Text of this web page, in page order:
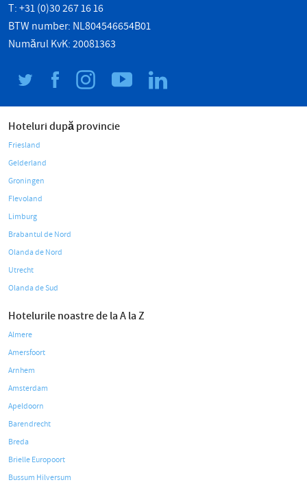
T: +31 (0)30 267 16 16
BTW number: NL804546654B01
Numărul KvK: 20081363
Hoteluri după provincie
Friesland
Gelderland
Groningen
Flevoland
Limburg
Brabantul de Nord
Olanda de Nord
Utrecht
Olanda de Sud
Hotelurile noastre de la A la Z
Almere
Amersfoort
Arnhem
Amsterdam
Apeldoorn
Barendrecht
Breda
Brielle Europoort
Bussum Hilversum